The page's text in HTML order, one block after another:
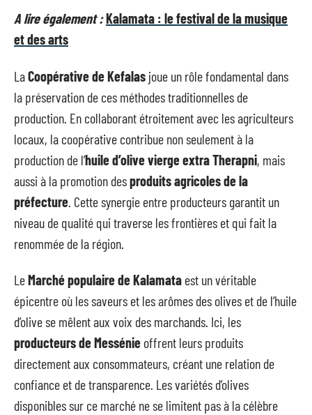
A lire également :Kalamata : le festival de la musique
et des arts
LaCoopérative de Kefalas joue un rôle fondamental dans
la préservation de ces méthodes traditionnelles de
production. En collaborant étroitement avec les agriculteurs
locaux, la coopérative contribue non seulement à la
production de l’huile d’olive vierge extra Therapni, mais
aussi à la promotion desproduits agricoles de la
préfecture . Cette synergie entre producteurs garantit un
niveau de qualité qui traverse les frontières et qui fait la
renommée de la région.
LeMarché populaire de Kalamata est un véritable
épicentre où les saveurs et les arômes des olives et de l’huile
d’olive se mêlent aux voix des marchands. Ici, les
producteurs de Messénie offrent leurs produits
directement aux consommateurs, créant une relation de
confiance et de transparence. Les variétés d’olives
disponibles sur ce marché ne se limitent pas à la célèbre